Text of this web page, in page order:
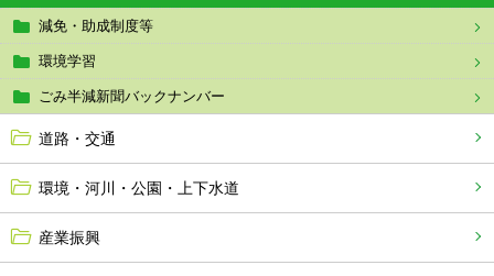
減免・助成制度等
環境学習
ごみ半減新聞バックナンバー
道路・交通
環境・河川・公園・上下水道
産業振興